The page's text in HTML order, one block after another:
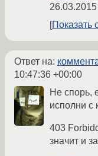
Показать
Ответ на:
10:47:36 +00:00
Не спорь,
исполни с
403
значит и